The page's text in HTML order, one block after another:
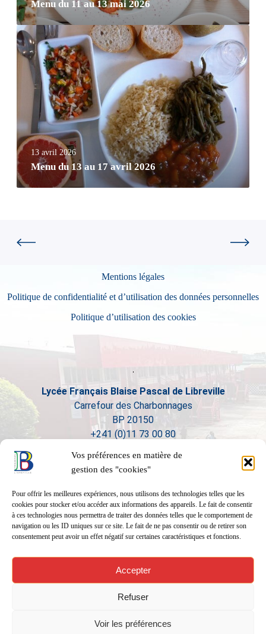
Vos préférences en matière de
gestion des "cookies"
Pour offrir les meilleures expériences, nous utilisons des technologies telles que les
cookies pour stocker et/ou accéder aux informations des appareils. Le fait de consentir
à ces technologies nous permettra de traiter des données telles que le comportement de
navigation ou les ID uniques sur ce site. Le fait de ne pas consentir ou de retirer son
consentement peut avoir un effet négatif sur certaines caractéristiques et fonctions.
Accepter
Refuser
Voir les préférences
Menu du 11 au 13 mai 2026
13 avril 2026
Menu du 13 au 17 avril 2026
Mentions légales
Politique de confidentialité et d’utilisation des données personnelles
Politique d’utilisation des cookies
Lycée Français Blaise Pascal de Libreville
Carrefour des Charbonnages
BP 20150
+241 (0)11 73 00 80